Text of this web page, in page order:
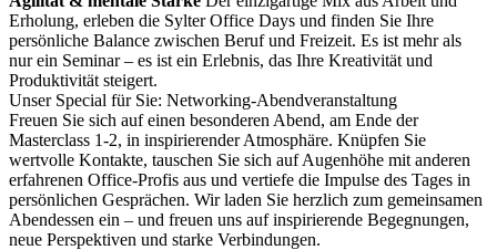
Erholung, erleben die Sylter Office Days und finden Sie Ihre
persönliche Balance zwischen Beruf und Freizeit. Es ist mehr als
nur ein Seminar – es ist ein Erlebnis, das Ihre Kreativität und
Produktivität steigert.
Unser Special für Sie: Networking-Abendveranstaltung
Freuen Sie sich auf einen besonderen Abend, am Ende der
Masterclass 1-2, in inspirierender Atmosphäre. Knüpfen Sie
wertvolle Kontakte, tauschen Sie sich auf Augenhöhe mit anderen
erfahrenen Office-Profis aus und vertiefe die Impulse des Tages in
persönlichen Gesprächen. Wir laden Sie herzlich zum gemeinsamen
Abendessen ein – und freuen uns auf inspirierende Begegnungen,
neue Perspektiven und starke Verbindungen.